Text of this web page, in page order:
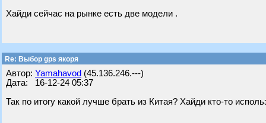
Хайди сейчас на рынке есть две модели .
Re: Выбор gps якоря
Автор: Yamahavod (45.136.246.---)
Дата: 16-12-24 05:37
Так по итогу какой лучше брать из Китая? Хайди кто-то